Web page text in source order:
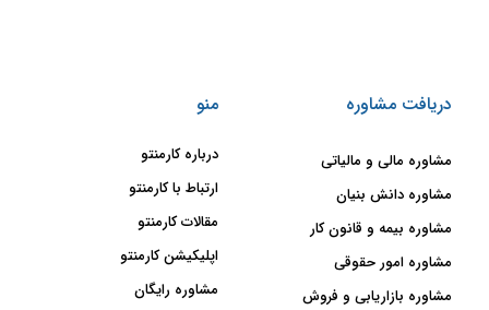
دریافت مشاوره
مشاوره مالی و مالیاتی
مشاوره دانش بنیان
مشاوره بیمه و قانون کار
مشاوره امور حقوقی
مشاوره بازاریابی و فروش
منو
درباره کارمنتو
ارتباط با کارمنتو
مقالات کارمنتو
اپلیکیشن کارمنتو
مشاوره رایگان